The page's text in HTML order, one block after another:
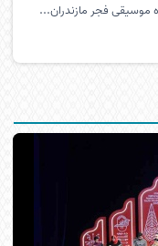
موسیقی فجر مازندران...